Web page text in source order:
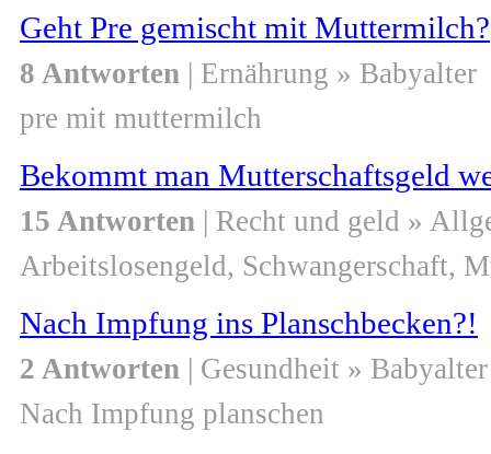
Geht Pre gemischt mit Muttermilch?
8 Antworten | Ernährung » Babyalter
pre mit muttermilch
Bekommt man Mutterschaftsgeld
15 Antworten | Recht und geld »
Arbeitslosengeld, Schwangerschaft,
Nach Impfung ins Planschbecken?!
2 Antworten | Gesundheit » Babyalter
Nach Impfung planschen